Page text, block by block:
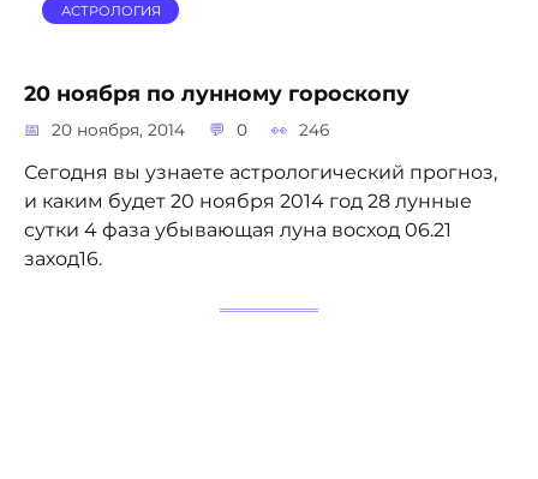
АСТРОЛОГИЯ
20 ноября по лунному гороскопу
20 ноября, 2014 0 246
Сегодня вы узнаете астрологический прогноз,
и каким будет 20 ноября 2014 год 28 лунные
сутки 4 фаза убывающая луна восход 06.21
заход16.